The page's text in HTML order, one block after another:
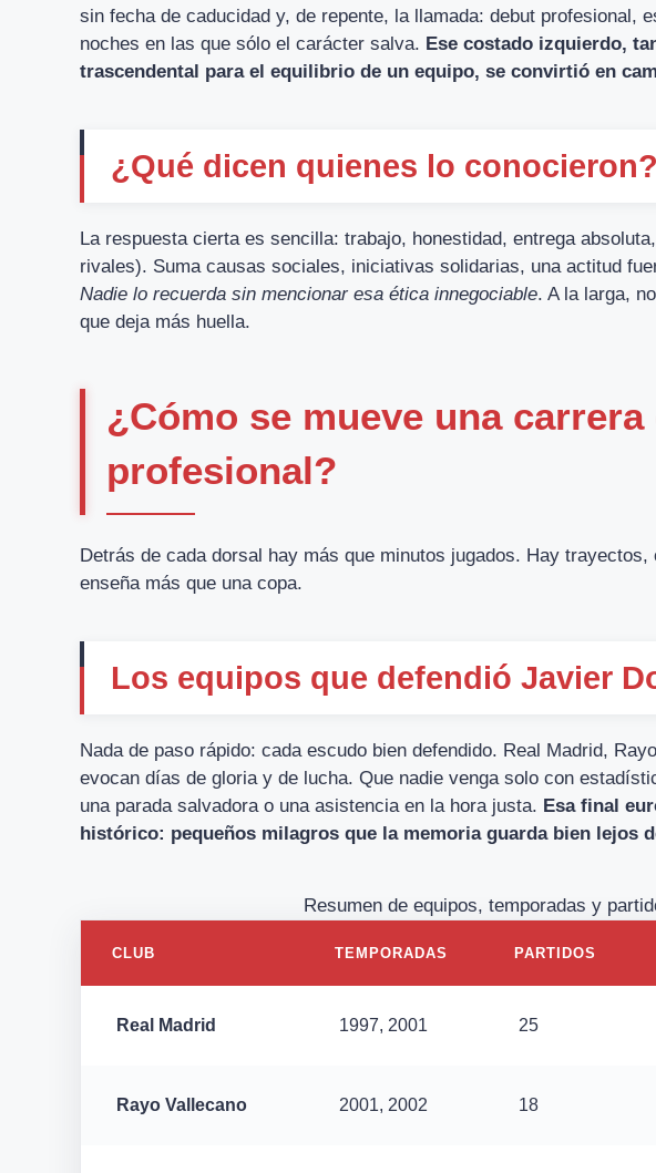
sin fecha de caducidad y, de repente, la llamada: debut profesional,
noches en las que sólo el carácter salva. Ese costado izquierdo,
trascendental para el equilibrio de un equipo, se convirtió en
¿Qué dicen quienes lo conocieron?
La respuesta cierta es sencilla: trabajo, honestidad, entrega
rivales). Suma causas sociales, iniciativas solidarias, una actitud
Nadie lo recuerda sin mencionar esa ética innegociable. A la larga,
que deja más huella.
¿Cómo se mueve una
profesional?
Detrás de cada dorsal hay más que minutos jugados. Hay
enseña más que una copa.
Los equipos que defendió Javier
Nada de paso rápido: cada escudo bien defendido. Real Madrid,
evocan días de gloria y de lucha. Que nadie venga solo con
una parada salvadora o una asistencia en la hora justa. Esa final
histórico: pequeños milagros que la memoria guarda bien lejos
Resumen de equipos, temporadas y
CLUB TEMPORADAS PARTIDOS
Real Madrid 1997, 2001 25
Rayo Vallecano 2001, 2002 18